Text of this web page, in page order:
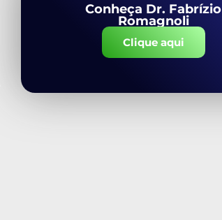
Conheça Dr. Fabrízio
Romagnoli
Clique aqui